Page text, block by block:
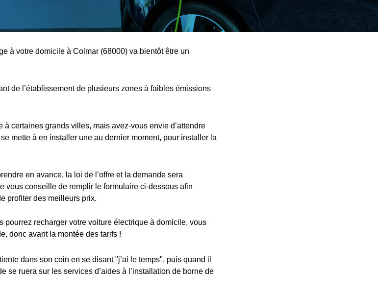
à votre domicile à Colmar (68000) va bientôt être un
de l’établissement de plusieurs zones à faibles émissions
certaines grands villes, mais avez-vous envie d’attendre
mette à en installer une au dernier moment, pour installer la
en avance, la loi de l’offre et la demande sera
vous conseille de remplir le formulaire ci-dessous afin
profiter des meilleurs prix.
pourrez recharger votre voiture électrique à domicile, vous
donc avant la montée des tarifs !
dans son coin en se disant "j’ai le temps", puis quand il
se ruera sur les services d’aides à l’installation de borne de